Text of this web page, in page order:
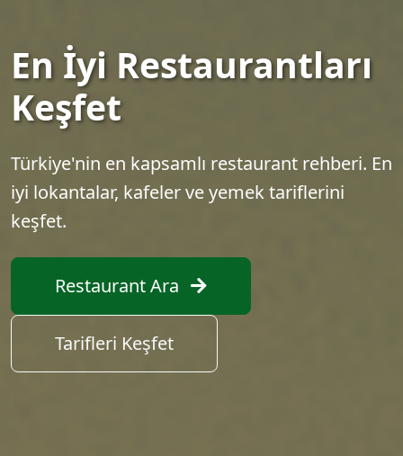
En İyi Restaurantları
Keşfet
Türkiye'nin en kapsamlı restaurant rehberi. En
iyi lokantalar, kafeler ve yemek tariflerini
keşfet.
Restaurant Ara
Tarifleri Keşfet